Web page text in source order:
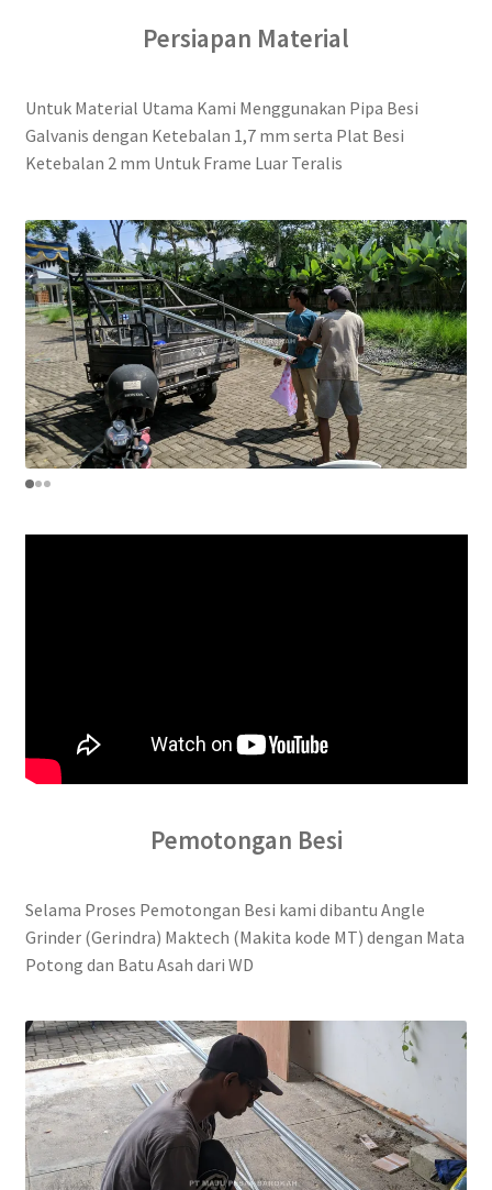
Persiapan Material
Untuk Material Utama Kami Menggunakan Pipa Besi
Galvanis dengan Ketebalan 1,7 mm serta Plat Besi
Ketebalan 2 mm Untuk Frame Luar Teralis
Pemotongan Besi
Selama Proses Pemotongan Besi kami dibantu Angle
Grinder (Gerindra) Maktech (Makita kode MT) dengan Mata
Potong dan Batu Asah dari WD